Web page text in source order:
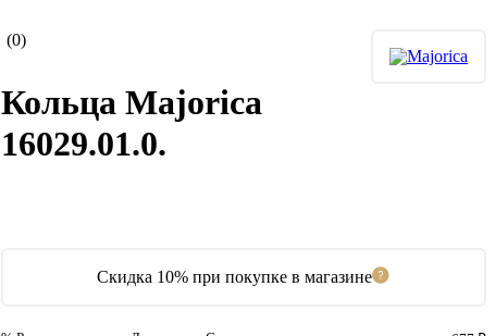
(0)
Скидка 10% при покупке в магазине
Кольца Majorica
16029.01.0.